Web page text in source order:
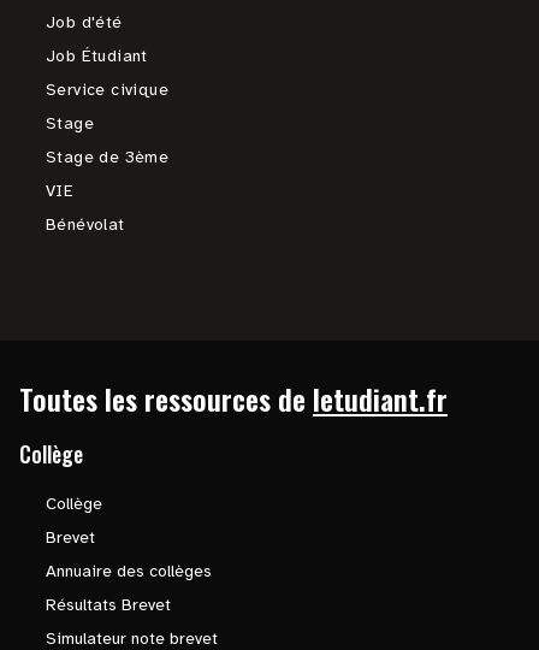
Job d'été
Job Étudiant
Service civique
Stage
Stage de 3ème
VIE
Bénévolat
Toutes les ressources de letudiant.fr
Collège
Collège
Brevet
Annuaire des collèges
Résultats Brevet
Simulateur note brevet